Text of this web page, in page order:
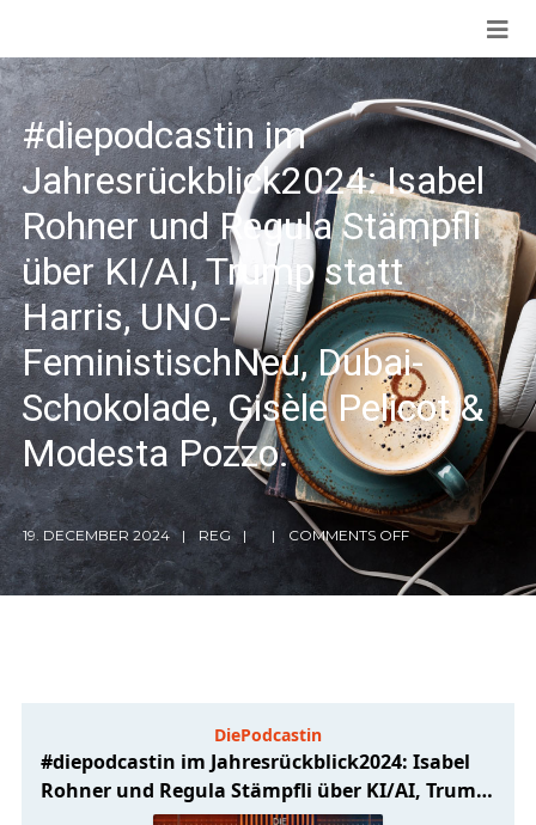
#diepodcastin im
Jahresrückblick2024: Isabel
Rohner und Regula Stämpfli
über KI/AI, Trump statt
Harris, UNO-
FeministischNeu, Dubai-
Schokolade, Gisèle Pelicot &
Modesta Pozzo.
19. DECEMBER 2024 REG COMMENTS OFF